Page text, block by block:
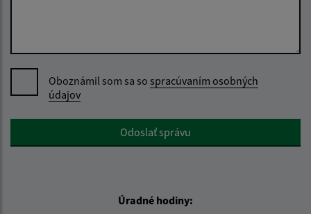
Oboznámil som sa so spracúvaním osobných
údajov
Google reCaptcha ResponseOdoslať správu
Úradné hodiny: